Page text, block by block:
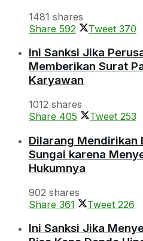
1481 shares
Share 592 Tweet 370
Ini Sanksi Jika
Memberikan Surat
Karyawan
1012 shares
Share 405 Tweet 253
Dilarang Mendirikan
Sungai karena
Hukumnya
902 shares
Share 361 Tweet 226
Ini Sanksi Jika